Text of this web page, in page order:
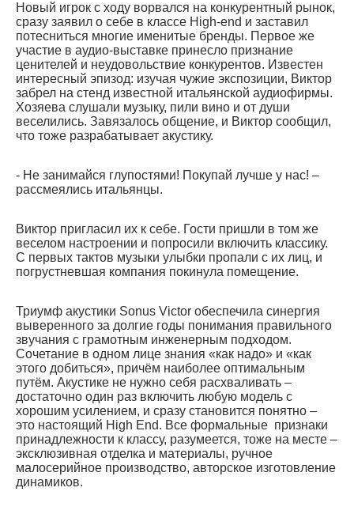
Новый игрок с ходу ворвался на конкурентный рынок,
сразу заявил о себе в классе High-end и заставил
потесниться многие именитые бренды. Первое же
участие в аудио-выставке принесло признание
ценителей и неудовольствие конкурентов. Известен
интересный эпизод: изучая чужие экспозиции, Виктор
забрел на стенд известной итальянской аудиофирмы.
Хозяева слушали музыку, пили вино и от души
веселились. Завязалось общение, и Виктор сообщил,
что тоже разрабатывает акустику.
- Не занимайся глупостями! Покупай лучше у нас! –
рассмеялись итальянцы.
Виктор пригласил их к себе. Гости пришли в том же
веселом настроении и попросили включить классику.
С первых тактов музыки улыбки пропали с их лиц, и
погрустневшая компания покинула помещение.
Триумф акустики Sonus Victor обеспечила синергия
выверенного за долгие годы понимания правильного
звучания с грамотным инженерным подходом.
Сочетание в одном лице знания «как надо» и «как
этого добиться», причём наиболее оптимальным
путём. Акустике не нужно себя расхваливать –
достаточно один раз включить любую модель с
хорошим усилением, и сразу становится понятно –
это настоящий High End. Все формальные признаки
принадлежности к классу, разумеется, тоже на месте –
эксклюзивная отделка и материалы, ручное
малосерийное производство, авторское изготовление
динамиков.